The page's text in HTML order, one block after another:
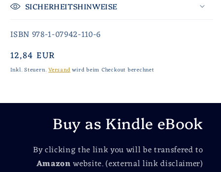
SICHERHEITSHINWEISE
ISBN 978-1-07942-110-6
Normaler
Preis
12,84 EUR
Inkl. Steuern.Versandwird beim Checkout berechnet
Buy as Kindle eBook
By clicking the link you will be transfered to
Amazonwebsite. (external link disclaimer)